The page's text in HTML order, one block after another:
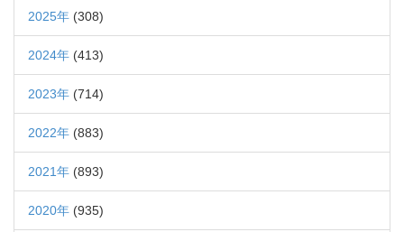
2025年 (308)
2024年 (413)
2023年 (714)
2022年 (883)
2021年 (893)
2020年 (935)